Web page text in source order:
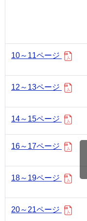
10～11ページ
12～13ページ
14～15ページ
16～17ページ
18～19ページ
20～21ページ